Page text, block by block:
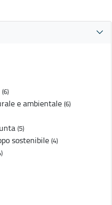
(6)
e ambientale (6)
(5)
sostenibile (4)